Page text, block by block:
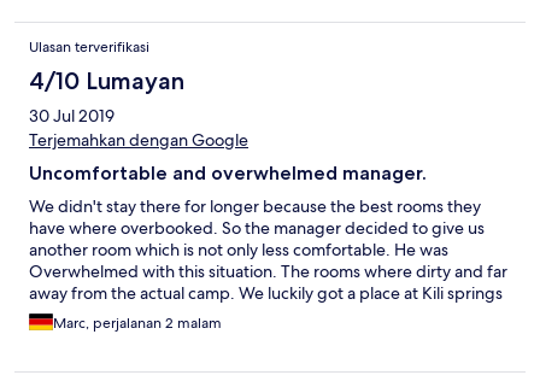
Ulasan terverifikasi
4/10 Lumayan
30 Jul 2019
Terjemahkan dengan Google
Uncomfortable and overwhelmed manager.
We didn't stay there for longer because the best rooms they
have where overbooked. So the manager decided to give us
another room which is not only less comfortable. He was
Overwhelmed with this situation. The rooms where dirty and far
away from the actual camp. We luckily got a place at Kili springs
which is a very nice place next to it. The also do the Safari
Service for the Eco camp.
Marc, perjalanan 2 malam